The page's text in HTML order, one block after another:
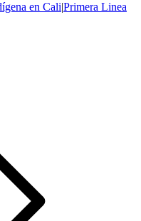
en Cali|Primera Linea